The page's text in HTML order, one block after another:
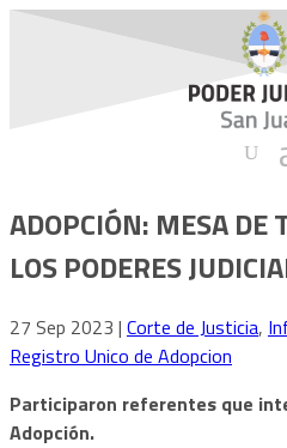
ADOPCIÓN: MESA DE
LOS PODERES
27 Sep 2023 | Corte de Justicia,
Registro Unico de Adopcion
Participaron referentes que
Adopción.